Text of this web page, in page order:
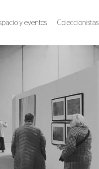
y eventos Coleccionistas
colectiva